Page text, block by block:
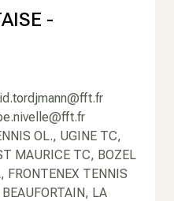
-
OL., UGINE TC,
MAURICE TC, BOZEL
FRONTENEX TENNIS
LA